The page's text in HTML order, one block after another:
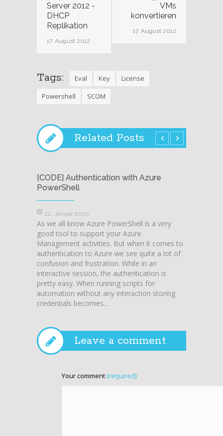
Server 2012 -
DHCP
Replikation
17. August 2012
VMs
konvertieren
17. August 2012
Tags: Eval Key
License
Powershell
SCOM
Related Posts
[CODE] Authentication with Azure
PowerShell
22. Januar 2020
As we all know Azure PowerShell is a very
good tool to support your Azure
Management activities. But when it comes to
authentication to Azure we see quite a lot of
confusion and frustration. While in an
interactive session, the authentication is
pretty easy. When running scripts for
automation without any interaction storing
credentials becomes…
Leave a comment
Your comment (required):